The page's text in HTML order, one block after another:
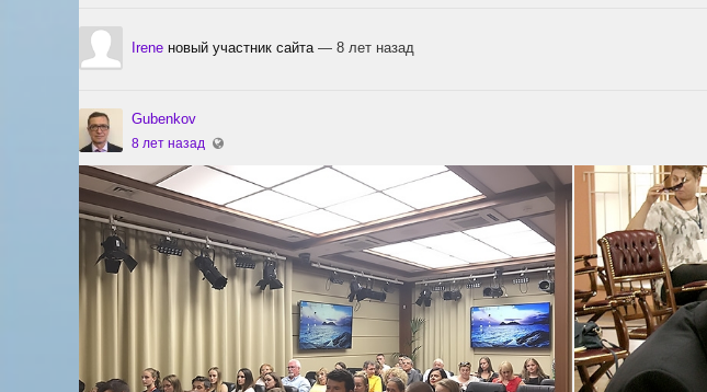
Irene новый участник сайта — 8 лет назад
Gubenkov
8 лет назад